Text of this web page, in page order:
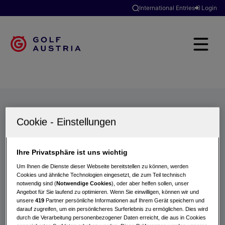
International Entries Login
Turniere
Ihre Privatsphäre ist uns wichtig
Um Ihnen die Dienste dieser Webseite bereitstellen zu können, werden
Cookies und ähnliche Technologien eingesetzt, die zum Teil technisch
notwendig sind (Notwendige Cookies), oder aber helfen sollen, unser
Angebot für Sie laufend zu optimieren. Wenn Sie einwilligen, können wir und
unsere419 Partner persönliche Informationen auf Ihrem Gerät speichern und
darauf zugreifen, um ein persönlicheres Surferlebnis zu ermöglichen. Dies wird
durch die Verarbeitung personenbezogener Daten erreicht, die aus in Cookies